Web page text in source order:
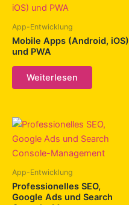
App-Entwicklung
Mobile Apps (Android, iOS)
und PWA
Weiterlesen
App-Entwicklung
Professionelles SEO,
Google Ads und Search